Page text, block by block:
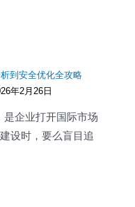
到安全优化全攻略
年2月26日
是企业打开国际市场
设时，要么盲目追